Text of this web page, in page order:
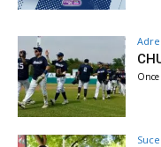
Once